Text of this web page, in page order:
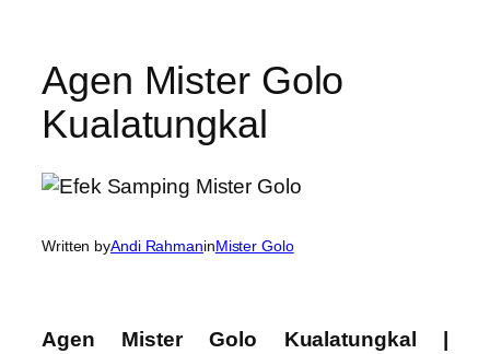
Agen Mister Golo
Kualatungkal
Written byAndi RahmaninMister Golo
Agen Mister Golo Kualatungkal |